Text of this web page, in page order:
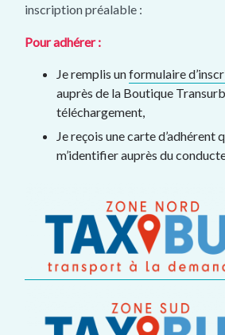
inscription préalable :
Pour adhérer :
Je remplis unformulaire
auprès de la Boutique
téléchargement,
Je reçois une carte d’adhérent
m’identifier auprès du